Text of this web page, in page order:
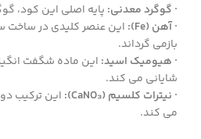
· گوگرد معدنی: پایه اصلی این کود،
· آهن (Fe):
این عنصر کلیدی در ساخت
بازمی گرداند.
· هیومیک اسید: این ماده شگفت
شایانی می کند.
· نیترات کلسیم (CaNO₃):
این ترکیب
می کند.